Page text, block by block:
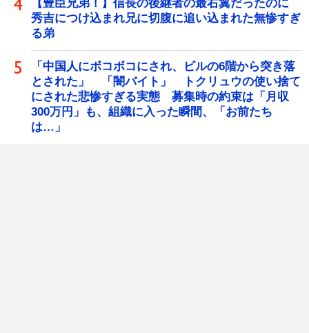
【豊臣兄弟！】信長の後継者の最右翼だったのに
秀吉につけ込まれ兄に切腹に追い込まれた無惨すぎ
る弟
「中国人にボコボコにされ、ビルの6階から突き落
とされた」 「闇バイト」 トクリュウの使い捨て
にされた悲惨すぎる実態 募集時の約束は「月収
300万円」も、組織に入った瞬間、「お前たち
は…」